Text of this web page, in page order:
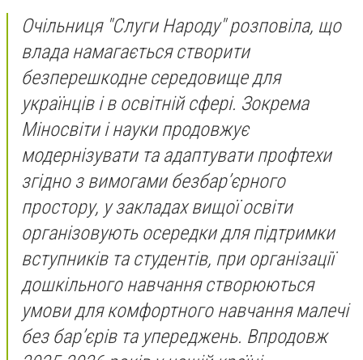
Очільниця "Слуги Народу" розповіла, що
влада намагається створити
безперешкодне середовище для
українців і в освітній сфері. Зокрема
Міносвіти і науки продовжує
модернізувати та адаптувати профтехи
згідно з вимогами безбарʼєрного
простору, у закладах вищої освіти
організовують осередки для підтримки
вступників та студентів, при організації
дошкільного навчання створюються
умови для комфортного навчання малечі
без бар’єрів та упереджень. Впродовж